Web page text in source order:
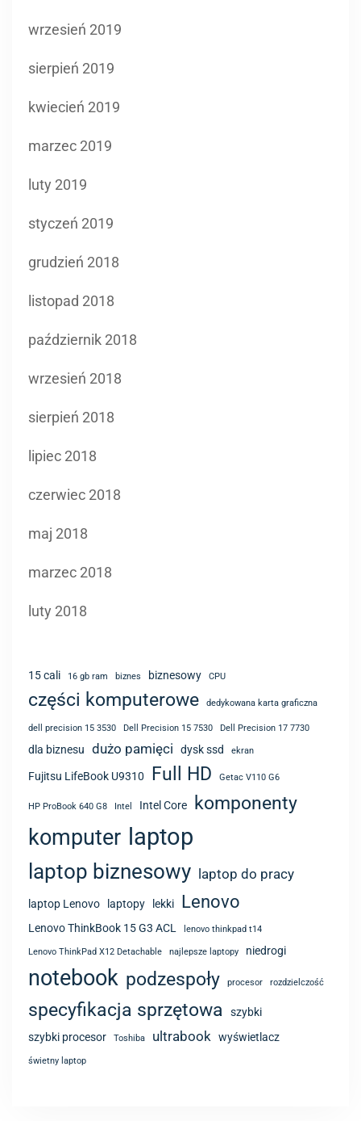
wrzesień 2019
sierpień 2019
kwiecień 2019
marzec 2019
luty 2019
styczeń 2019
grudzień 2018
listopad 2018
październik 2018
wrzesień 2018
sierpień 2018
lipiec 2018
czerwiec 2018
maj 2018
marzec 2018
luty 2018
15 cali 16 gb ram biznes biznesowy CPU
części komputerowe dedykowana karta graficzna
dell precision 15 3530 Dell Precision 15 7530 Dell Precision 17 7730
dla biznesu dużo pamięci dysk ssd ekran
Fujitsu LifeBook U9310 Full HD Getac V110 G6
HP ProBook 640 G8 Intel Intel Core komponenty
komputer laptop
laptop biznesowy laptop do pracy
laptop Lenovo laptopy lekki Lenovo
Lenovo ThinkBook 15 G3 ACL lenovo thinkpad t14
Lenovo ThinkPad X12 Detachable najlepsze laptopy niedrogi
notebook podzespoły procesor rozdzielczość
specyfikacja sprzętowa
szybki
szybki procesor
Toshiba ultrabook wyświetlacz
świetny laptop